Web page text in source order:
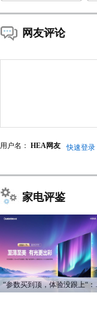
网友评论
用户名： HEA网友 快速登录
家电评鉴
“参数买